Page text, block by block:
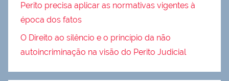
Perito precisa aplicar as normativas vigentes à
época dos fatos
O Direito ao silêncio e o princípio da não
autoincriminação na visão do Perito Judicial